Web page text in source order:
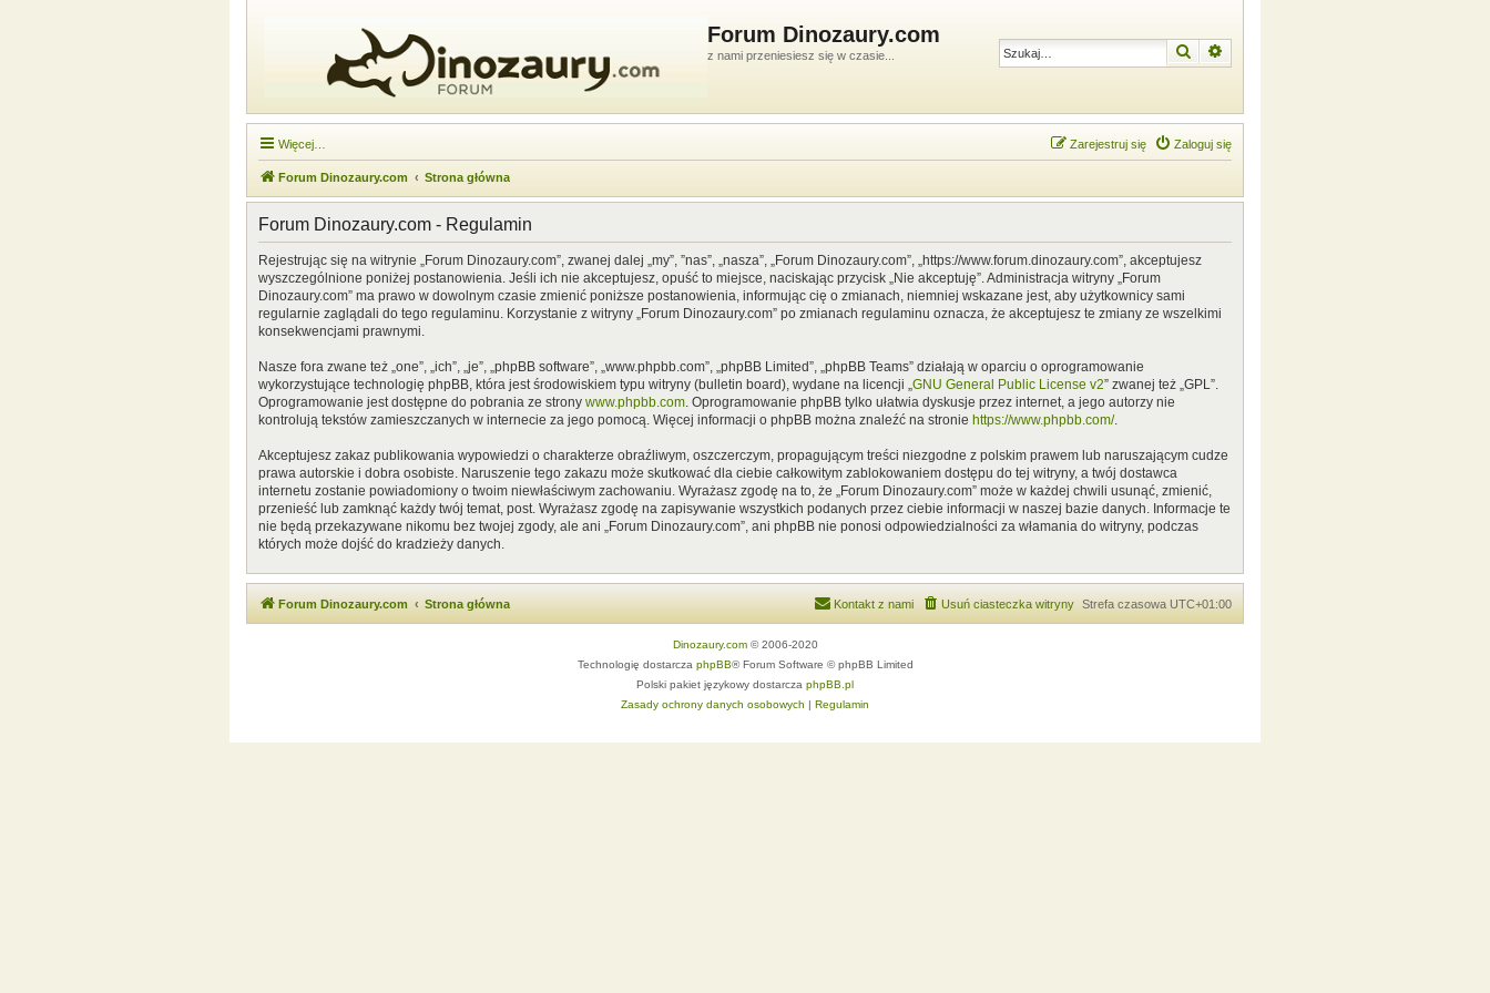
Forum Dinozaury.com
z nami przeniesiesz się w czasie... Szukaj
Więcej… Zaloguj się
Zarejestruj się
Forum Dinozaury.com Strona główna
Forum Dinozaury.com - Regulamin
Rejestrując się na witrynie „Forum Dinozaury.com”, zwanej dalej „my”, ”nas”, „nasza”, „Forum Dinozaury.com”, „https://www.forum.dinozaury.com”, akceptujesz
wyszczególnione poniżej postanowienia. Jeśli ich nie akceptujesz, opuść to miejsce, naciskając przycisk „Nie akceptuję”. Administracja witryny „Forum
Dinozaury.com” ma prawo w dowolnym czasie zmienić poniższe postanowienia, informując cię o zmianach, niemniej wskazane jest, aby użytkownicy sami
regularnie zaglądali do tego regulaminu. Korzystanie z witryny „Forum Dinozaury.com” po zmianach regulaminu oznacza, że akceptujesz te zmiany ze wszelkimi
konsekwencjami prawnymi.
Nasze fora zwane też „one”, „ich”, „je”, „phpBB software”, „www.phpbb.com”, „phpBB Limited”, „phpBB Teams” działają w oparciu o oprogramowanie
wykorzystujące technologię phpBB, która jest środowiskiem typu witryny (bulletin board), wydane na licencji „GNU General Public License v2” zwanej też „GPL”.
Oprogramowanie jest dostępne do pobrania ze strony www.phpbb.com. Oprogramowanie phpBB tylko ułatwia dyskusje przez internet, a jego autorzy nie
kontrolują tekstów zamieszczanych w internecie za jego pomocą. Więcej informacji o phpBB można znaleźć na stronie https://www.phpbb.com/.
Akceptujesz zakaz publikowania wypowiedzi o charakterze obraźliwym, oszczerczym, propagującym treści niezgodne z polskim prawem lub naruszającym cudze
prawa autorskie i dobra osobiste. Naruszenie tego zakazu może skutkować dla ciebie całkowitym zablokowaniem dostępu do tej witryny, a twój dostawca
internetu zostanie powiadomiony o twoim niewłaściwym zachowaniu. Wyrażasz zgodę na to, że „Forum Dinozaury.com” może w każdej chwili usunąć, zmienić,
przenieść lub zamknąć każdy twój temat, post. Wyrażasz zgodę na zapisywanie wszystkich podanych przez ciebie informacji w naszej bazie danych. Informacje te
nie będą przekazywane nikomu bez twojej zgody, ale ani „Forum Dinozaury.com”, ani phpBB nie ponosi odpowiedzialności za włamania do witryny, podczas
których może dojść do kradzieży danych.
Forum Dinozaury.com Strona główna Strefa czasowa UTC+01:00
Usuń ciasteczka witryny
Kontakt z nami
Dinozaury.com© 2006-2020
Technologię dostarcza phpBB® Forum Software © phpBB Limited
Polski pakiet językowy dostarcza phpBB.pl
Zasady ochrony danych osobowych | Regulamin